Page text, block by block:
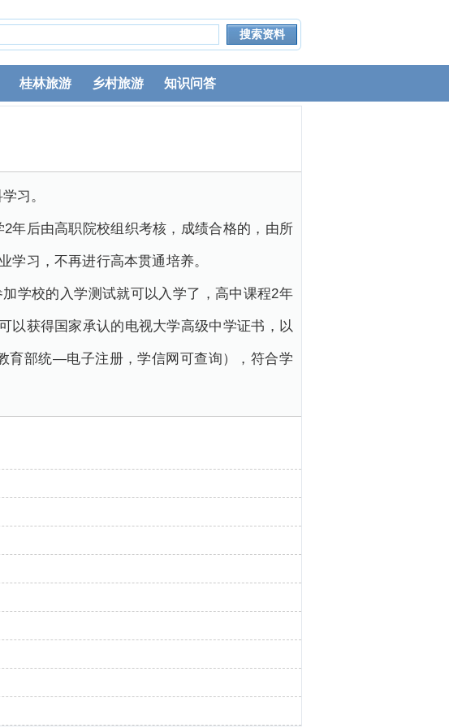
桂林旅游 乡村旅游 知识问答
习。
年后由高职院校组织考核，成绩合格的，由所
习，不再进行高本贯通培养。
学校的入学测试就可以入学了，高中课程2年
以获得国家承认的电视大学高级中学证书，以
育部统—电子注册，学信网可查询），符合学